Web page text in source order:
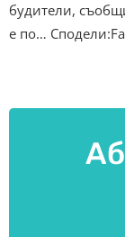
будители,
е по…